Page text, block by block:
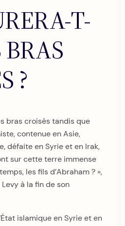
T-
?
bras croisés tandis que
contenue en Asie,
défaite en Syrie et en Irak,
sur cette terre immense
les fils d’Abraham ? »,
à la fin de son
islamique en Syrie et en